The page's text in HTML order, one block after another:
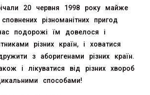
20 червня 1998 року майже
різноманітних пригод
подорожі їм довелося і
різних країн, і ховатися
з аборигенами різних країн.
і лікуватися від різних хвороб
способами!